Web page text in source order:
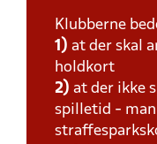
Klubberne
1) at der skal
holdkort
2) at der ikke
spilletid -